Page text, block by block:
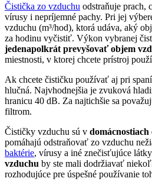
Čistička zo vzduchu odstraňuje prach,
vírusy i nepríjemné pachy. Pri jej
vzduchu (m³/hod), ktorá udáva, aký
za hodinu vyčistiť. Výkon vybranej
jedenapolkrát prevyšovať objem
miestnosti, v ktorej chcete prístroj
Ak chcete čističku používať aj pri
hlučná. Najvhodnejšia je zvuková
hranicu 40 dB. Za najtichšie sa
filtrom.
Čističky vzduchu sú v
pomáhajú odstraňovať zo vzduchu
baktérie, vírusy a iné znečisťujúce
vzduchu by ste mali dodržiavať
rozhodujúce pre úspešné používanie